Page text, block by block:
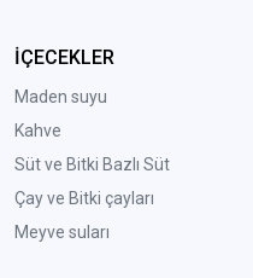
İÇECEKLER
Maden suyu
Kahve
Süt ve Bitki Bazlı Süt
Çay ve Bitki çayları
Meyve suları